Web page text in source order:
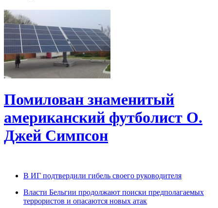
Помилован знаменитый
американский футболист О.
Джей Симпсон
В ИГ подтвердили гибель своего руководителя
Власти Бельгии продолжают поиски предполагаемых
террористов и опасаются новых атак